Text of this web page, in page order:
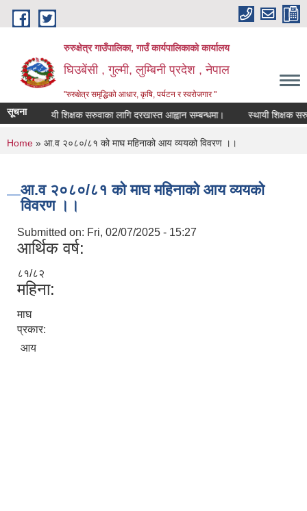
Skip to main content
रुरुक्षेत्र गाउँपालिका, गाउँ कार्यपालिकाको कार्यालय
घिउबेंसी , गुल्मी, लुम्बिनी प्रदेश , नेपाल
"रुरुक्षेत्र समृद्धिको आधार, कृषि, पर्यटन र स्वरोजगार "
सूचनास्थायी शिक्षक सरुवाका लागि दरखास्त आह्वान सम्बन्धमा। स्थायी शिक्षक
You are here
Home » आ.व २०८०/८१ को माघ महिनाको आय व्ययको विवरण ।।
आ.व २०८०/८१ को माघ महिनाको आय व्ययको
विवरण ।।
Submitted on: Fri, 02/07/2025 - 15:27
आर्थिक वर्ष:
८१/८२
महिना:
माघ
प्रकार:
आय